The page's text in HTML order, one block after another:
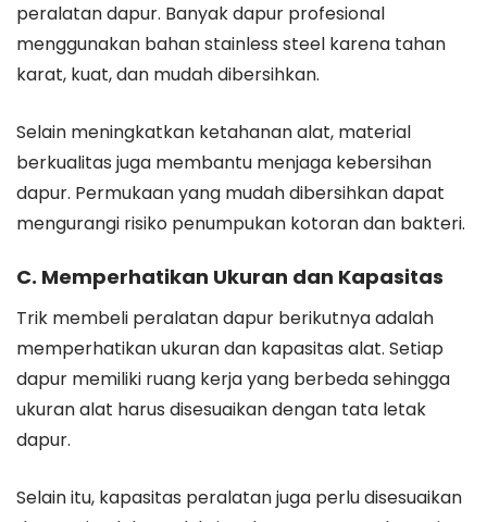
peralatan dapur. Banyak dapur profesional
menggunakan bahan stainless steel karena tahan
karat, kuat, dan mudah dibersihkan.
Selain meningkatkan ketahanan alat, material
berkualitas juga membantu menjaga kebersihan
dapur. Permukaan yang mudah dibersihkan dapat
mengurangi risiko penumpukan kotoran dan bakteri.
C. Memperhatikan Ukuran dan Kapasitas
Trik membeli peralatan dapur berikutnya adalah
memperhatikan ukuran dan kapasitas alat. Setiap
dapur memiliki ruang kerja yang berbeda sehingga
ukuran alat harus disesuaikan dengan tata letak
dapur.
Selain itu, kapasitas peralatan juga perlu disesuaikan